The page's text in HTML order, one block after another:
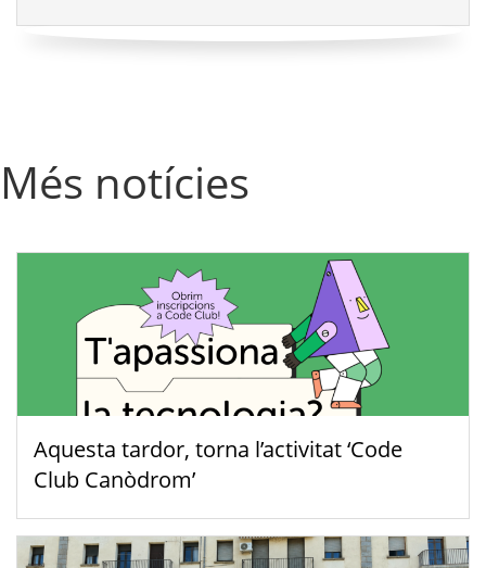
Més notícies
Aquesta tardor, torna l’activitat ‘Code
Club Canòdrom’